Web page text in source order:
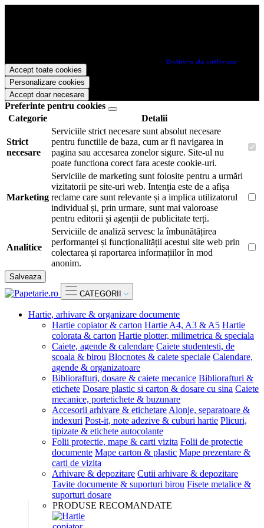
Papetarie.ro este necesar sa fiti de acord cu Politica de utilizare
cookie-uri.
Accept toate cookies
Personalizare cookies
Accept doar necesare
Preferinte pentru cookies
Categorie
Detalii
Strict
necesare
Serviciile strict necesare sunt absolut necesare
pentru functiile de baza, cum ar fi navigarea in
pagina sau accesarea zonelor sigure. Site-ul nu
poate functiona corect fara aceste cookie-uri.
Marketing
Serviciile de marketing sunt folosite pentru a urmări
vizitatorii pe site-uri web. Intenția este de a afișa
reclame care sunt relevante și a implica utilizatorul
individual și, prin urmare, sunt mai valoroase
pentru editorii și agenții de publicitate terți.
Analitice
Serviciile de analiză servesc la îmbunătățirea
performanței și funcționalității acestui site web prin
colectarea și raportarea informațiilor în mod
anonim.
Salveaza
CATEGORII
Hartie, arhivare & organizare documente
Hartie copiator & carton Hartie A4, A3 & A5 Hartie
colorata & carton Hartie plotter, milimetrica & speciala
Caiete, agende & calendare Caiete studentesti, de
scoala & birou Blocnotes & caiete speciale Calendare,
agende & organizatoare
Bibliorafturi, dosare & caiete mecanice Bibliorafturi &
etichete Dosare plastic si carton & dosare cu sina Caiete
mecanice, portetichete & buzunare
Accesorii arhivare & etichetare Alonje, separatoare &
indexuri Post-it, note adezive & cuburi hartie Plicuri,
tipizate & etichete autocolante
Folii protectie, mape & carti vizita Folii de protectie
documente Mape carton & plastic Mape prezentare &
carti de vizita
Arhivare & depozitare Cutii arhivare & depozitare
Tavite documente & suporturi birou Fisete metalice &
suporturi dosare
PRODUSE RECOMANDATE